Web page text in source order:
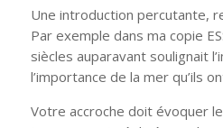
Une introduction percutante,
Par exemple dans ma copie
siècles auparavant soulignait
l’importance de la mer qu’ils
Votre accroche doit évoquer